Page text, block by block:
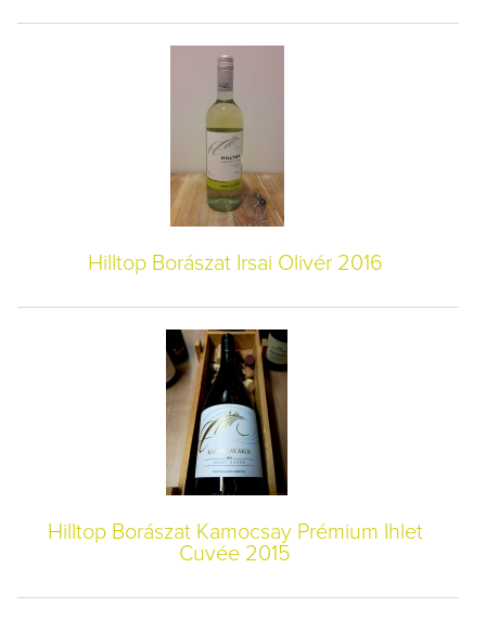
Hilltop Borászat Irsai Olivér 2016
Hilltop Borászat Kamocsay Prémium Ihlet
Cuvée 2015